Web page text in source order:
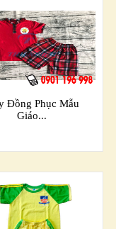
Đồng Phục Mẫu
Giáo...